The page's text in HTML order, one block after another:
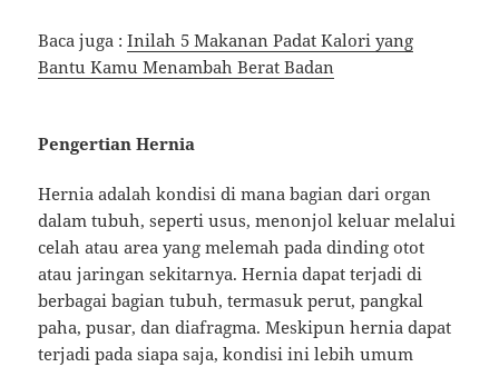
Baca juga :Inilah 5 Makanan Padat Kalori yang
Bantu Kamu Menambah Berat Badan
Pengertian Hernia
Hernia adalah kondisi di mana bagian dari organ
dalam tubuh, seperti usus, menonjol keluar melalui
celah atau area yang melemah pada dinding otot
atau jaringan sekitarnya. Hernia dapat terjadi di
berbagai bagian tubuh, termasuk perut, pangkal
paha, pusar, dan diafragma. Meskipun hernia dapat
terjadi pada siapa saja, kondisi ini lebih umum